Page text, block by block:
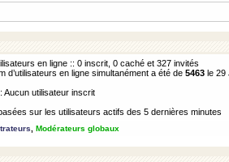
en ligne :: 0 inscrit, 0 caché et 327 invités
d’utilisateurs en ligne simultanément a été de 5463 le 29
Aucun utilisateur inscrit
sur les utilisateurs actifs des 5 dernières minutes
Modérateurs globaux